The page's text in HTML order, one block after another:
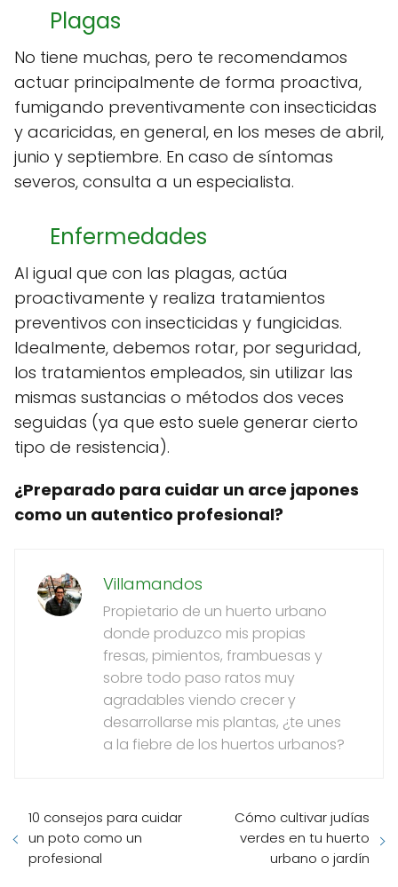
Plagas
No tiene muchas, pero te recomendamos
actuar principalmente de forma proactiva,
fumigando preventivamente con insecticidas
y acaricidas, en general, en los meses de abril,
junio y septiembre. En caso de síntomas
severos, consulta a un especialista.
Enfermedades
Al igual que con las plagas, actúa
proactivamente y realiza tratamientos
preventivos con insecticidas y fungicidas.
Idealmente, debemos rotar, por seguridad,
los tratamientos empleados, sin utilizar las
mismas sustancias o métodos dos veces
seguidas (ya que esto suele generar cierto
tipo de resistencia).
¿Preparado para cuidar un arce japones
como un autentico profesional?
Villamandos
Propietario de un huerto urbano
donde produzco mis propias
fresas, pimientos, frambuesas y
sobre todo paso ratos muy
agradables viendo crecer y
desarrollarse mis plantas, ¿te unes
a la fiebre de los huertos urbanos?
10 consejos para cuidar
un poto como un
profesional
Cómo cultivar judías
verdes en tu huerto
urbano o jardín